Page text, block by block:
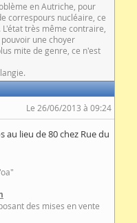
en Autriche, pour
correspours nucléaire, ce
très même contraire,
une choyer
mite de genre, ce n'est
Le 26/06/2013 à 09:24
au lieu de 80 chez Rue du
des mises en vente